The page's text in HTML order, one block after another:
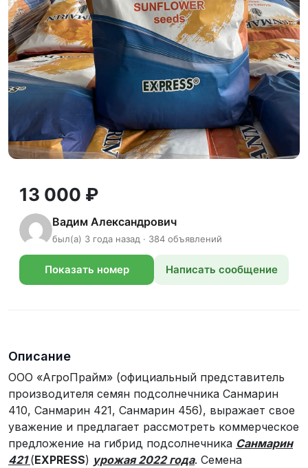
13 000 ₽
Вадим Александрович
был(а) 3 года назад · 384 объявлений
Показать номер Написать сообщение
Описание
ООО «АгроПрайм» (официальный представитель
производителя семян подсолнечника Санмарин
410, Санмарин 421, Санмарин 456), выражает свое
уважение и предлагает рассмотреть коммерческое
предложение на гибрид подсолнечника Санмарин
421(EXPRESS) урожая 2022 года. Семена